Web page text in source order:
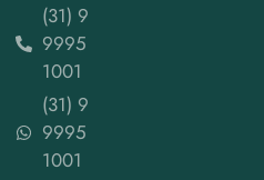
(31) 9
9995
1001
(31) 9
9995
1001